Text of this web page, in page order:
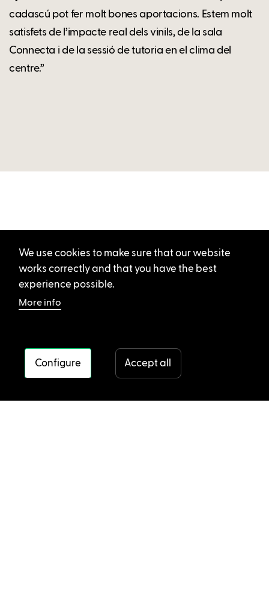
cadascú pot fer molt bones aportacions. Estem molt
satisfets de l’impacte real dels vinils, de la sala
Connecta i de la sessió de tutoria en el clima del
centre.”
We use cookies to make sure that our website
works correctly and that you have the best
experience possible.
More info
Configure Accept all